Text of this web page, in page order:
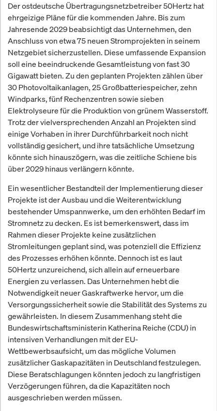
Der ostdeutsche Übertragungsnetzbetreiber 50Hertz hat
ehrgeizige Pläne für die kommenden Jahre. Bis zum
Jahresende 2029 beabsichtigt das Unternehmen, den
Anschluss von etwa 75 neuen Stromprojekten in seinem
Netzgebiet sicherzustellen. Diese umfassende Expansion
soll eine beeindruckende Gesamtleistung von fast 30
Gigawatt bieten. Zu den geplanten Projekten zählen über
30 Photovoltaikanlagen, 25 Großbatteriespeicher, zehn
Windparks, fünf Rechenzentren sowie sieben
Elektrolyseure für die Produktion von grünem Wasserstoff.
Trotz der vielversprechenden Anzahl an Projekten sind
einige Vorhaben in ihrer Durchführbarkeit noch nicht
vollständig gesichert, und ihre tatsächliche Umsetzung
könnte sich hinauszögern, was die zeitliche Schiene bis
über 2029 hinaus verlängern könnte.
Ein wesentlicher Bestandteil der Implementierung dieser
Projekte ist der Ausbau und die Weiterentwicklung
bestehender Umspannwerke, um den erhöhten Bedarf im
Stromnetz zu decken. Es ist bemerkenswert, dass im
Rahmen dieser Projekte keine zusätzlichen
Stromleitungen geplant sind, was potenziell die Effizienz
des Prozesses erhöhen könnte. Dennoch ist es laut
50Hertz unzureichend, sich allein auf erneuerbare
Energien zu verlassen. Das Unternehmen hebt die
Notwendigkeit neuer Gaskraftwerke hervor, um die
Versorgungssicherheit sowie die Stabilität des Systems zu
gewährleisten. In diesem Zusammenhang steht die
Bundeswirtschaftsministerin Katherina Reiche (CDU) in
intensiven Verhandlungen mit der EU-
Wettbewerbsaufsicht, um das mögliche Volumen
zusätzlicher Gaskapazitäten in Deutschland festzulegen.
Diese Beratschlagungen könnten jedoch zu langfristigen
Verzögerungen führen, da die Kapazitäten noch
ausgeschrieben werden müssen.